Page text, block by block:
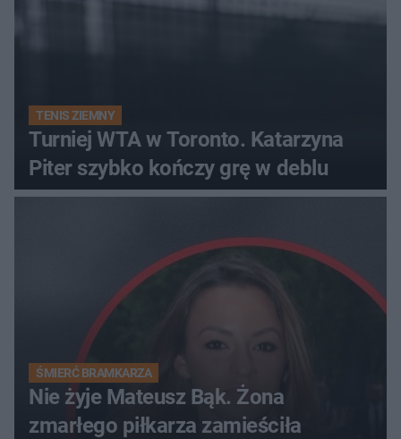
TENIS ZIEMNY
Turniej WTA w Toronto. Katarzyna
Piter szybko kończy grę w deblu
ŚMIERĆ BRAMKARZA
Nie żyje Mateusz Bąk. Żona
zmarłego piłkarza zamieściła